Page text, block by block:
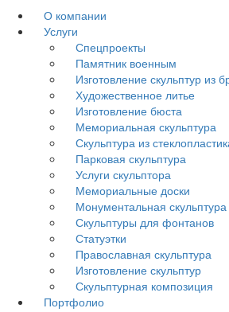
О компании
Услуги
Спецпроекты
Памятник военным
Изготовление скульптур из
Художественное литье
Изготовление бюста
Мемориальная скульптура
Скульптура из
Парковая скульптура
Услуги скульптора
Мемориальные доски
Монументальная скульптура
Скульптуры для фонтанов
Статуэтки
Православная скульптура
Изготовление скульптур
Скульптурная композиция
Портфолио